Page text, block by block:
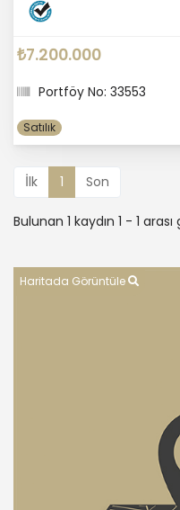
₺7.200.000
Portföy No: 33553
Satılık
İlk 1 Son
Bulunan 1 kaydın 1 - 1
Haritada Görüntüle